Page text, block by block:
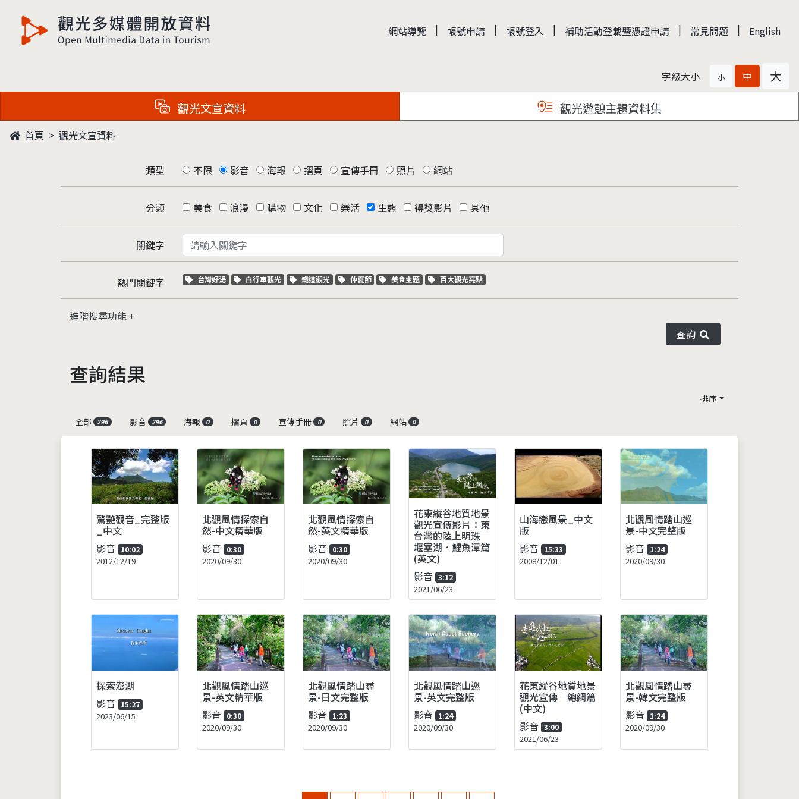
觀光多媒體開放資料 網站導覽 | 帳號申請 | 帳號登入 | 補助活動登載暨憑證申請 | 常見問題 | English
字級大小 小 中 大
觀光文宣資料 觀光遊憩主題資料集
首頁 觀光文宣資料
類型 不限 影音 海報 摺頁 宣傳手冊 照片 網站
分類 美食 浪漫 購物 文化 樂活 生態 得獎影片 其他
關鍵字
熱門關鍵字 關鍵字標籤
台灣好湯 關鍵字標籤
自行車觀光 關鍵字標籤
鐵道觀光 關鍵字標籤
仲夏節 關鍵字標籤
美食主題 關鍵字標籤
百大觀光亮點
進階搜尋功能
查詢
查詢結果
排序
全部
296 影音 296 海報 0 摺頁 0 宣傳手冊 0 照片 0 網站 0
驚艷觀音_完整版
_中文
影音 10:02
2012/12/19
北觀風情探索自
然-中文精華版
影音 0:30
2020/09/30
北觀風情探索自
然-英文精華版
影音 0:30
2020/09/30
花東縱谷地質地景
觀光宣傳影片：東
台灣的陸上明珠─
堰塞湖．鯉魚潭篇
(英文)
影音 3:12
2021/06/23
山海戀風景_中文
版
影音 15:33
2008/12/01
北觀風情踏山巡
景-中文完整版
影音 1:24
2020/09/30
探索澎湖
影音 15:27
2023/06/15
北觀風情踏山巡
景-英文精華版
影音 0:30
2020/09/30
北觀風情踏山尋
景-日文完整版
影音 1:23
2020/09/30
北觀風情踏山巡
景-英文完整版
影音 1:24
2020/09/30
花東縱谷地質地景
觀光宣傳─總綱篇
(中文)
影音 3:00
2021/06/23
北觀風情踏山尋
景-韓文完整版
影音 1:24
2020/09/30